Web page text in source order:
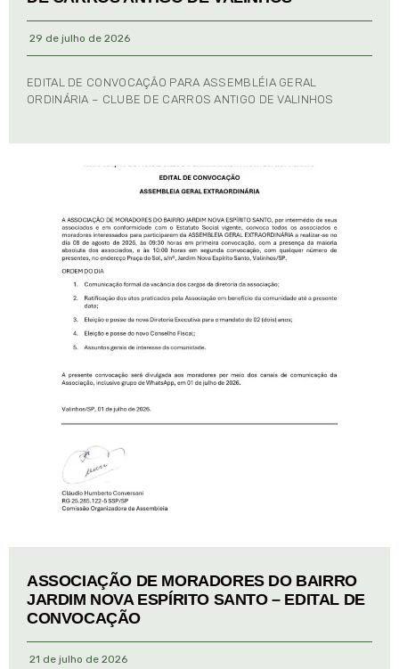
29 de julho de 2026
EDITAL DE CONVOCAÇÃO PARA ASSEMBLÉIA GERAL
ORDINÁRIA – CLUBE DE CARROS ANTIGO DE VALINHOS
ASSOCIAÇÃO DE MORADORES DO BAIRRO
JARDIM NOVA ESPÍRITO SANTO – EDITAL DE
CONVOCAÇÃO
21 de julho de 2026